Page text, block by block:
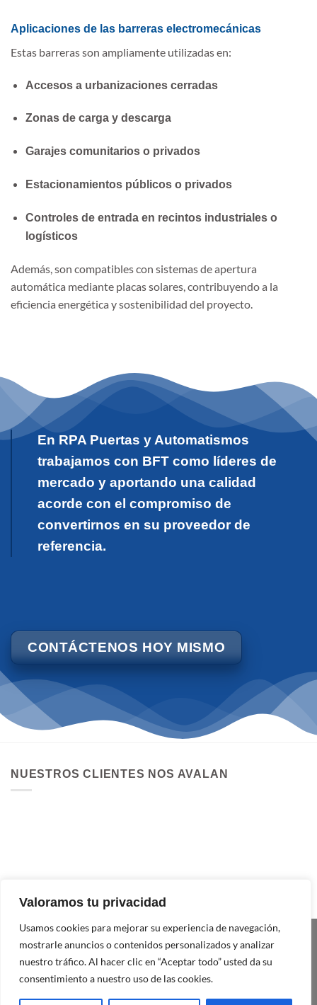
Valoramos tu privacidad
Usamos cookies para mejorar su experiencia de navegación,
mostrarle anuncios o contenidos personalizados y analizar
nuestro tráfico. Al hacer clic en “Aceptar todo” usted da su
consentimiento a nuestro uso de las cookies.
Aplicaciones de las barreras electromecánicas
Estas barreras son ampliamente utilizadas en:
Accesos a urbanizaciones cerradas
Zonas de carga y descarga
Garajes comunitarios o privados
Estacionamientos públicos o privados
Controles de entrada en recintos industriales o
logísticos
Además, son compatibles con sistemas de apertura
automática mediante placas solares, contribuyendo a la
eficiencia energética y sostenibilidad del proyecto.
En RPA Puertas y Automatismos
trabajamos con BFT como líderes de
mercado y aportando una calidad
acorde con el compromiso de
convertirnos en su proveedor de
referencia.
CONTÁCTENOS HOY MISMO
NUESTROS CLIENTES NOS AVALAN